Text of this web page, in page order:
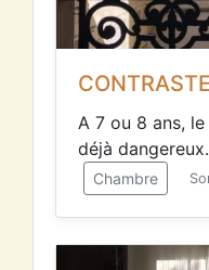
CONTRASTE
A 7 ou 8 ans,
déjà dangereux.
Chambre